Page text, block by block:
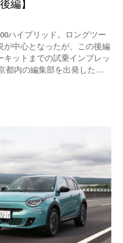
編】
ハイブリッド。ロングツー
が中心となったが、この後編
ットまでの試乗インプレッ
休の大渋滞に捕まってしま
でも、モーターのスムーズ
プティブ・クルーズ・コン
わせて完全停止まで自動で
３号線から東名高速道路で
殿場を過ぎて
。アベレージ速度の高い第
必要に応じてモーターが加
は節度あるシフトフィール
操作にもキビキビと応答。
離移動に十分な余裕を感じ